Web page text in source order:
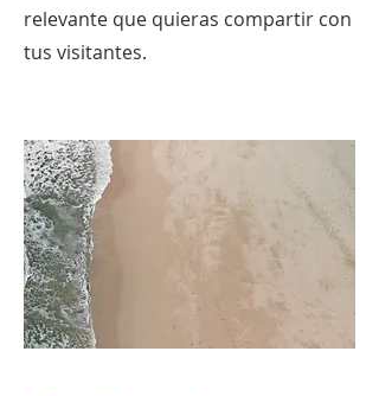
relevante que quieras compartir con
tus visitantes.